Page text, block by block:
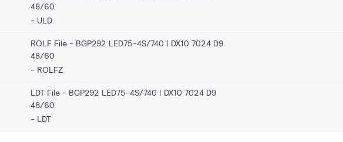
48/60
ULD
ROLF File - BGP292 LED75-4S/740 I DX10 7024 D9
48/60
ROLFZ
LDT File - BGP292 LED75-4S/740 I DX10 7024 D9
48/60
LDT